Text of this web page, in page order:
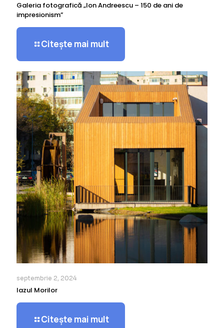
Galeria fotografică „Ion Andreescu – 150 de ani de
impresionism”
Citește mai mult
septembrie 2, 2024
Iazul Morilor
Citește mai mult